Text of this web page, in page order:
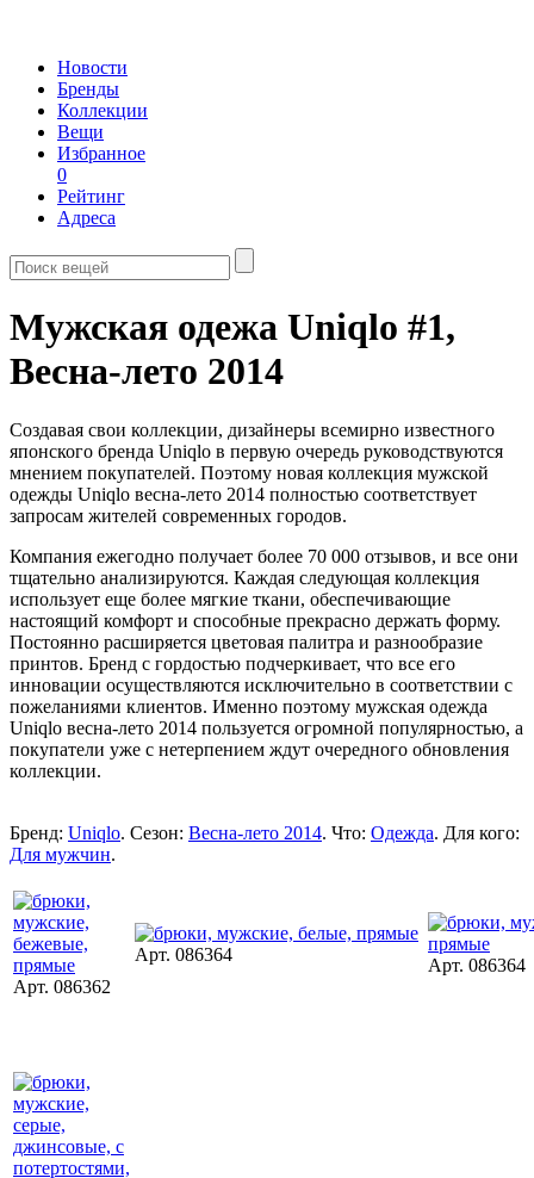
Новости
Бренды
Коллекции
Вещи
Избранное
0
Рейтинг
Адреса
Мужская одежа Uniqlo #1,
Весна-лето 2014
Создавая свои коллекции, дизайнеры всемирно известного
японского бренда Uniqlo в первую очередь руководствуются
мнением покупателей. Поэтому новая коллекция мужской
одежды Uniqlo весна-лето 2014 полностью соответствует
запросам жителей современных городов.
Компания ежегодно получает более 70 000 отзывов, и все они
тщательно анализируются. Каждая следующая коллекция
использует еще более мягкие ткани, обеспечивающие
настоящий комфорт и способные прекрасно держать форму.
Постоянно расширяется цветовая палитра и разнообразие
принтов. Бренд с гордостью подчеркивает, что все его
инновации осуществляются исключительно в соответствии с
пожеланиями клиентов. Именно поэтому мужская одежда
Uniqlo весна-лето 2014 пользуется огромной популярностью, а
покупатели уже с нетерпением ждут очередного обновления
коллекции.
Бренд: Uniqlo. Сезон: Весна-лето 2014. Что: Одежда. Для кого:
Для мужчин.
Арт. 086362
Арт. 086364
Арт. 086364